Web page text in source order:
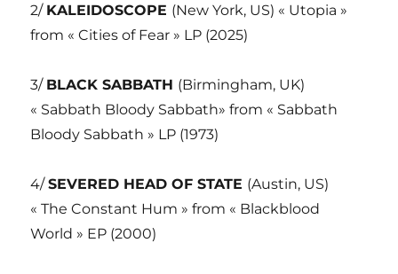
2/ KALEIDOSCOPE (New York, US) « Utopia »
from « Cities of Fear » LP (2025)
3/ BLACK SABBATH (Birmingham, UK)
« Sabbath Bloody Sabbath» from « Sabbath
Bloody Sabbath » LP (1973)
4/SEVERED HEAD OF STATE (Austin, US)
« The Constant Hum » from « Blackblood
World » EP (2000)